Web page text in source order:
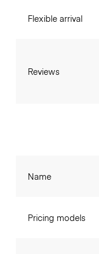
Flexible arrival
Reviews
Name
Pricing models